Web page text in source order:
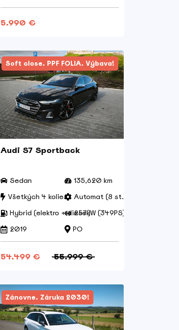
5.990 €
Soft close. PPF FOLIA. Výbava!
Audi S7 Sportback
Sedan
135,620 km
Všetkých 4 kolies
Automat (8 st.)
Hybrid (elektro + diesel)257kW (349PS)
2019
PO
54.499 € 55.999 €
Zánovne. Záruka 2030!